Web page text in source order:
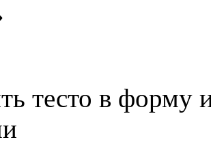
тесто в форму